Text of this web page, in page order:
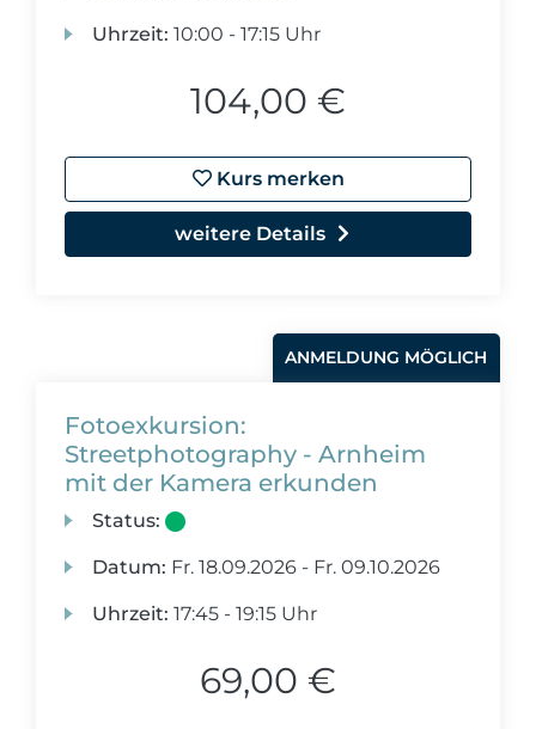
Uhrzeit: 10:00 - 17:15 Uhr
104,00 €
Kurs merken
weitere Details
ANMELDUNG MÖGLICH
Fotoexkursion:
Streetphotography - Arnheim
mit der Kamera erkunden
Status:
Datum: Fr. 18.09.2026 - Fr. 09.10.2026
Uhrzeit: 17:45 - 19:15 Uhr
69,00 €